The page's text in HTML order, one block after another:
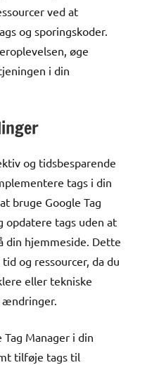
ved at
og sporingskoder.
øge
i din
og tidsbesparende
tags i din
bruge Google Tag
opdatere tags uden at
din hjemmeside. Dette
og ressourcer, da du
eller tekniske
Manager i din
tilføje tags til